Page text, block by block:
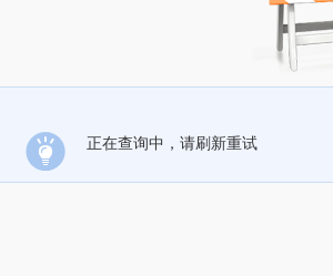
正在查询中，请刷新重试